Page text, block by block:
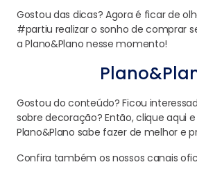
Gostou das dicas? Agora é ficar de
#partiu realizar o sonho de comprar
a Plano&Plano nesse momento!
Gostou do conteúdo? Ficou
sobre decoração? Então, clique aqui
Plano&Plano sabe fazer de melhor e
Confira também os nossos canais